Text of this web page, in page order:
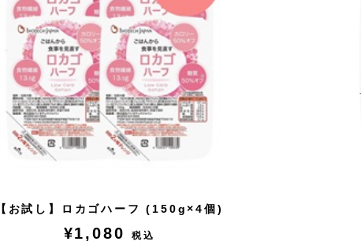
【お試し】ロカゴハーフ (150g×4個)
¥1,080税込